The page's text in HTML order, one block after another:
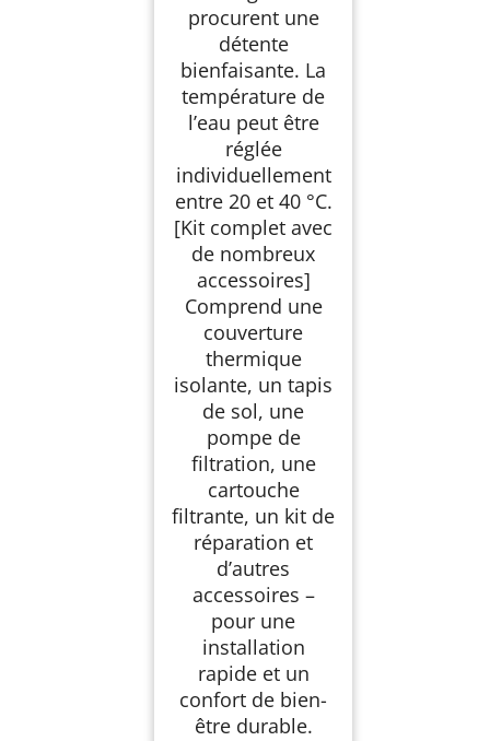
procurent une
détente
bienfaisante. La
température de
l’eau peut être
réglée
individuellement
entre 20 et 40 °C.
[Kit complet avec
de nombreux
accessoires]
Comprend une
couverture
thermique
isolante, un tapis
de sol, une
pompe de
filtration, une
cartouche
filtrante, un kit de
réparation et
d’autres
accessoires –
pour une
installation
rapide et un
confort de bien-
être durable.